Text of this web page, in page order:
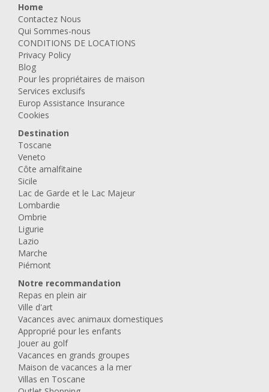
Home
Contactez Nous
Qui Sommes-nous
CONDITIONS DE LOCATIONS
Privacy Policy
Blog
Pour les propriétaires de maison
Services exclusifs
Europ Assistance Insurance
Cookies
Destination
Toscane
Veneto
Côte amalfitaine
Sicile
Lac de Garde et le Lac Majeur
Lombardie
Ombrie
Ligurie
Lazio
Marche
Piémont
Notre recommandation
Repas en plein air
Ville d'art
Vacances avec animaux domestiques
Approprié pour les enfants
Jouer au golf
Vacances en grands groupes
Maison de vacances a la mer
Villas en Toscane